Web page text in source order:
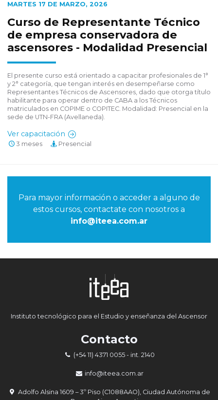
MARTES 17 DE MARZO, 2026
Curso de Representante Técnico
de empresa conservadora de
ascensores - Modalidad Presencial
El presente curso está orientado a capacitar profesionales de 1°
y 2° categoría, que tengan interés en desempeñarse como
Representantes Técnicos de Ascensores, dado que otorga título
habilitante para operar dentro de CABA a los Técnicos
matriculados en COPIME o COPITEC. Modalidad: Presencial en la
sede de UTN-FRA (Avellaneda).
Ver capacitación
3 meses Presencial
Para mayor información o acceder a alguno de
estos cursos, contactate con nosotros a
info@iteea.com.ar
Instituto tecnológico para el Estudio y enseñanza del Ascensor
Contacto
(+54 11) 4371 0055- int. 2140
info@iteea.com.ar
Adolfo Alsina 1609 – 3º Piso (C1088AAO), Ciudad Autónoma de